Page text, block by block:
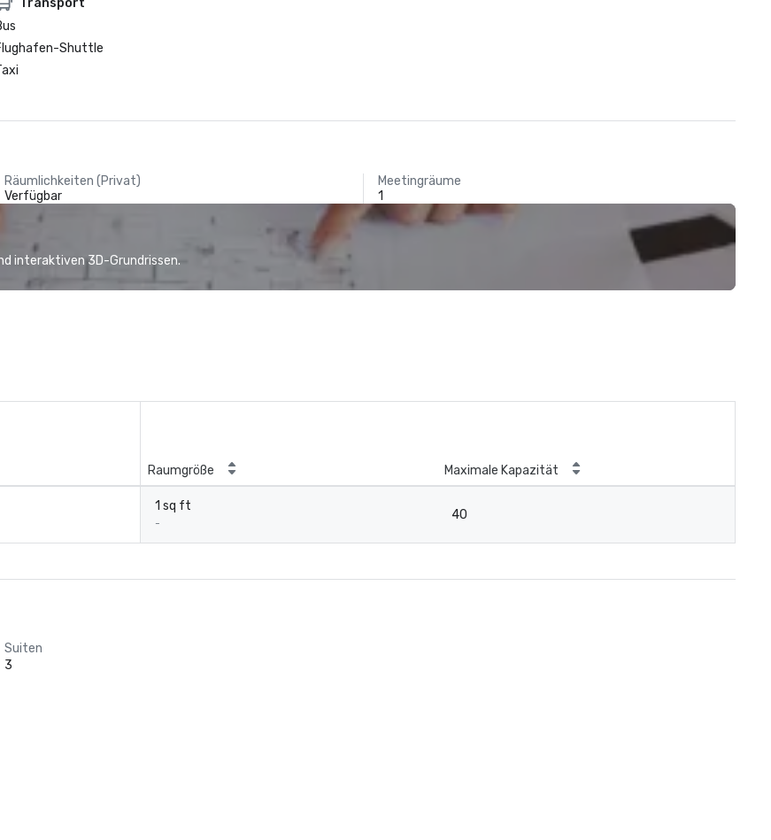
Shuttle
Räumlichkeiten (Privat)
Verfügbar
Meetingräume
1
interaktiven 3D-Grundrissen.
Raumgröße Maximale Kapazität
1 sq ft
-
40
Suiten
3